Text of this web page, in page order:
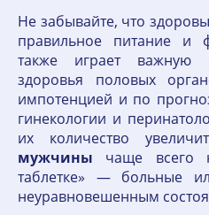
Не забывайте, что
правильное питание и
также играет важную
здоровья половых
импотенцией и по
гинекологии и
их количество
мужчины чаще всего
таблетке» — больные
неуравновешенным